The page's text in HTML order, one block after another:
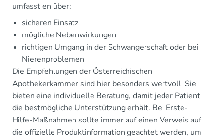
umfasst en über:
sicheren Einsatz
mögliche Nebenwirkungen
richtigen Umgang in der Schwangerschaft oder bei
Nierenproblemen
Die Empfehlungen der Österreichischen
Apothekerkammer sind hier besonders wertvoll. Sie
bieten eine individuelle Beratung, damit jeder Patient
die bestmögliche Unterstützung erhält. Bei Erste-
Hilfe-Maßnahmen sollte immer auf einen Verweis auf
die offizielle Produktinformation geachtet werden, um